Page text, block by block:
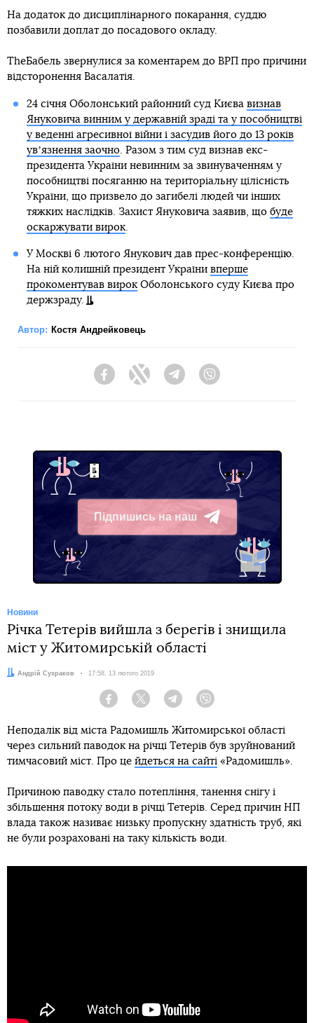
На додаток до дисциплінарного покарання, суддю
позбавили доплат до посадового окладу.
ТһеБабель звернулися за коментарем до ВРП про причини
відсторонення Васалатія.
24 січня Оболонський районний суд Києва визнав
Януковича винним у державній зраді та у пособництві
у веденні агресивної війни і засудив його до 13 років
увʼязнення заочно. Разом з тим суд визнав екс-
президента України невинним за звинуваченням у
пособництві посяганню на територіальну цілісність
України, що призвело до загибелі людей чи інших
тяжких наслідків. Захист Януковича заявив, що буде
оскаржувати вирок.
У Москві 6 лютого Янукович дав прес-конференцію.
На ній колишній президент України вперше
прокоментував вирокОболонського суду Києва про
держзраду.
Автор: Костя Андрейковець
FacebookTwitter Telegram
Підпишись на наш
Telegram
Новини
Річка Тетерів вийшла з берегів і знищила
міст у Житомирській області
Автор:
Андрій Сухраков Дата:
17:58, 13 лютого 2019
Facebook Twitter Telegram
Неподалік від міста Радомишль Житомирської області
через сильний паводок на річці Тетерів був зруйнований
тимчасовий міст. Про це йдеться на сайті «Радомишль».
Причиною паводку стало потепління, танення снігу і
збільшення потоку води в річці Тетерів. Серед причин НП
влада також називає низьку пропускну здатність труб, які
не були розраховані на таку кількість води.